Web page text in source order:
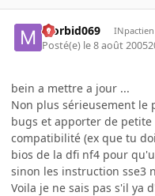
Morbid069 INpactien
Posté(e) le 8 août 2005
bein a mettre a jour ...
Non plus sérieusement le
bugs et apporter de
compatibilité (ex que tu
bios de la dfi nf4 pour
sinon les instruction sse3
Voila je ne sais pas s'il ya